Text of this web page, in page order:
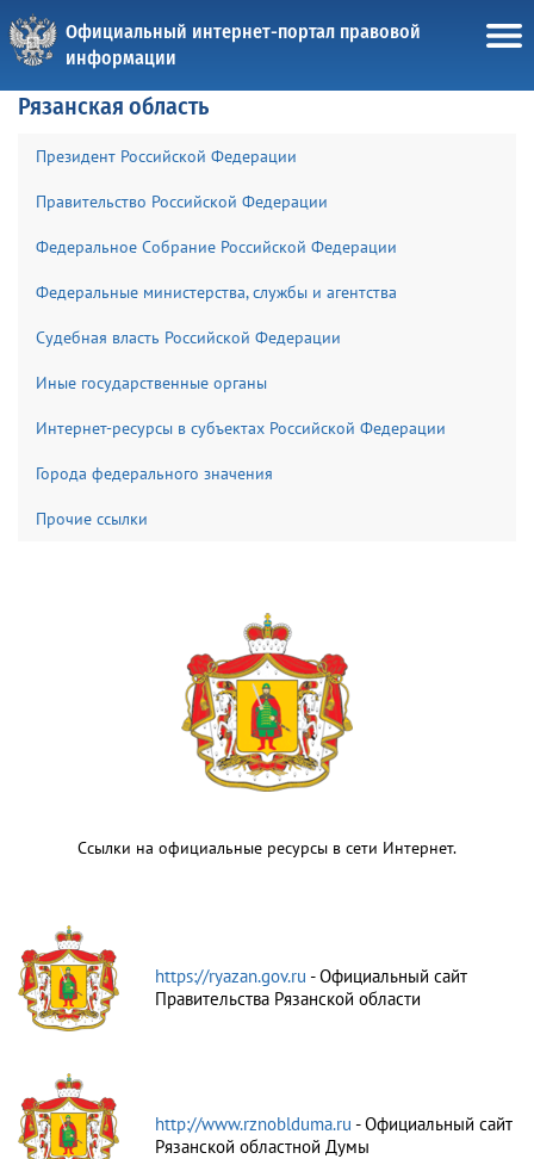
Официальный интернет-портал правовой
информации
Рязанская область
Президент Российской Федерации
Правительство Российской Федерации
Федеральное Собрание Российской Федерации
Федеральные министерства, службы и агентства
Судебная власть Российской Федерации
Иные государственные органы
Интернет-ресурсы в субъектах Российской Федерации
Города федерального значения
Прочие ссылки
Ссылки на официальные ресурсы в сети Интернет.
https://ryazan.gov.ru - Официальный сайт
Правительства Рязанской области
http://www.rznoblduma.ru - Официальный сайт
Рязанской областной Думы